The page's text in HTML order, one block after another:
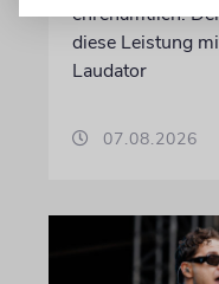
ehrenamtlich.
diese Leistung
Laudator
07.08.2026